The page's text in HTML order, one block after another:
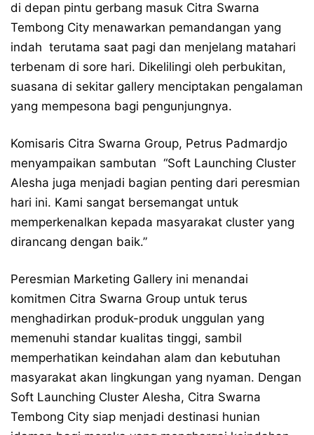
di depan pintu gerbang masuk Citra Swarna
Tembong City menawarkan pemandangan yang
indah terutama saat pagi dan menjelang matahari
terbenam di sore hari. Dikelilingi oleh perbukitan,
suasana di sekitar gallery menciptakan pengalaman
yang mempesona bagi pengunjungnya.
Komisaris Citra Swarna Group, Petrus Padmardjo
menyampaikan sambutan “Soft Launching Cluster
Alesha juga menjadi bagian penting dari peresmian
hari ini. Kami sangat bersemangat untuk
memperkenalkan kepada masyarakat cluster yang
dirancang dengan baik.”
Peresmian Marketing Gallery ini menandai
komitmen Citra Swarna Group untuk terus
menghadirkan produk-produk unggulan yang
memenuhi standar kualitas tinggi, sambil
memperhatikan keindahan alam dan kebutuhan
masyarakat akan lingkungan yang nyaman. Dengan
Soft Launching Cluster Alesha, Citra Swarna
Tembong City siap menjadi destinasi hunian